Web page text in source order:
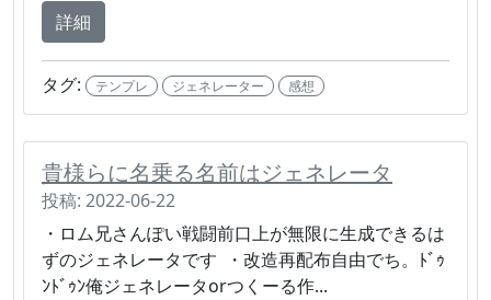
詳細
タグ: テンプレ ジェネレーター 感想
貴様らに名乗る名前はジェネレータ
投稿: 2022-06-22
・ロム兄さんぽい戦闘前口上が無限に生成できるは
ずのジェネレータです ・改造再配布自由でち。ﾄﾞｩ
ﾝﾄﾞｩﾝ俺ジェネレータorつくーる作...